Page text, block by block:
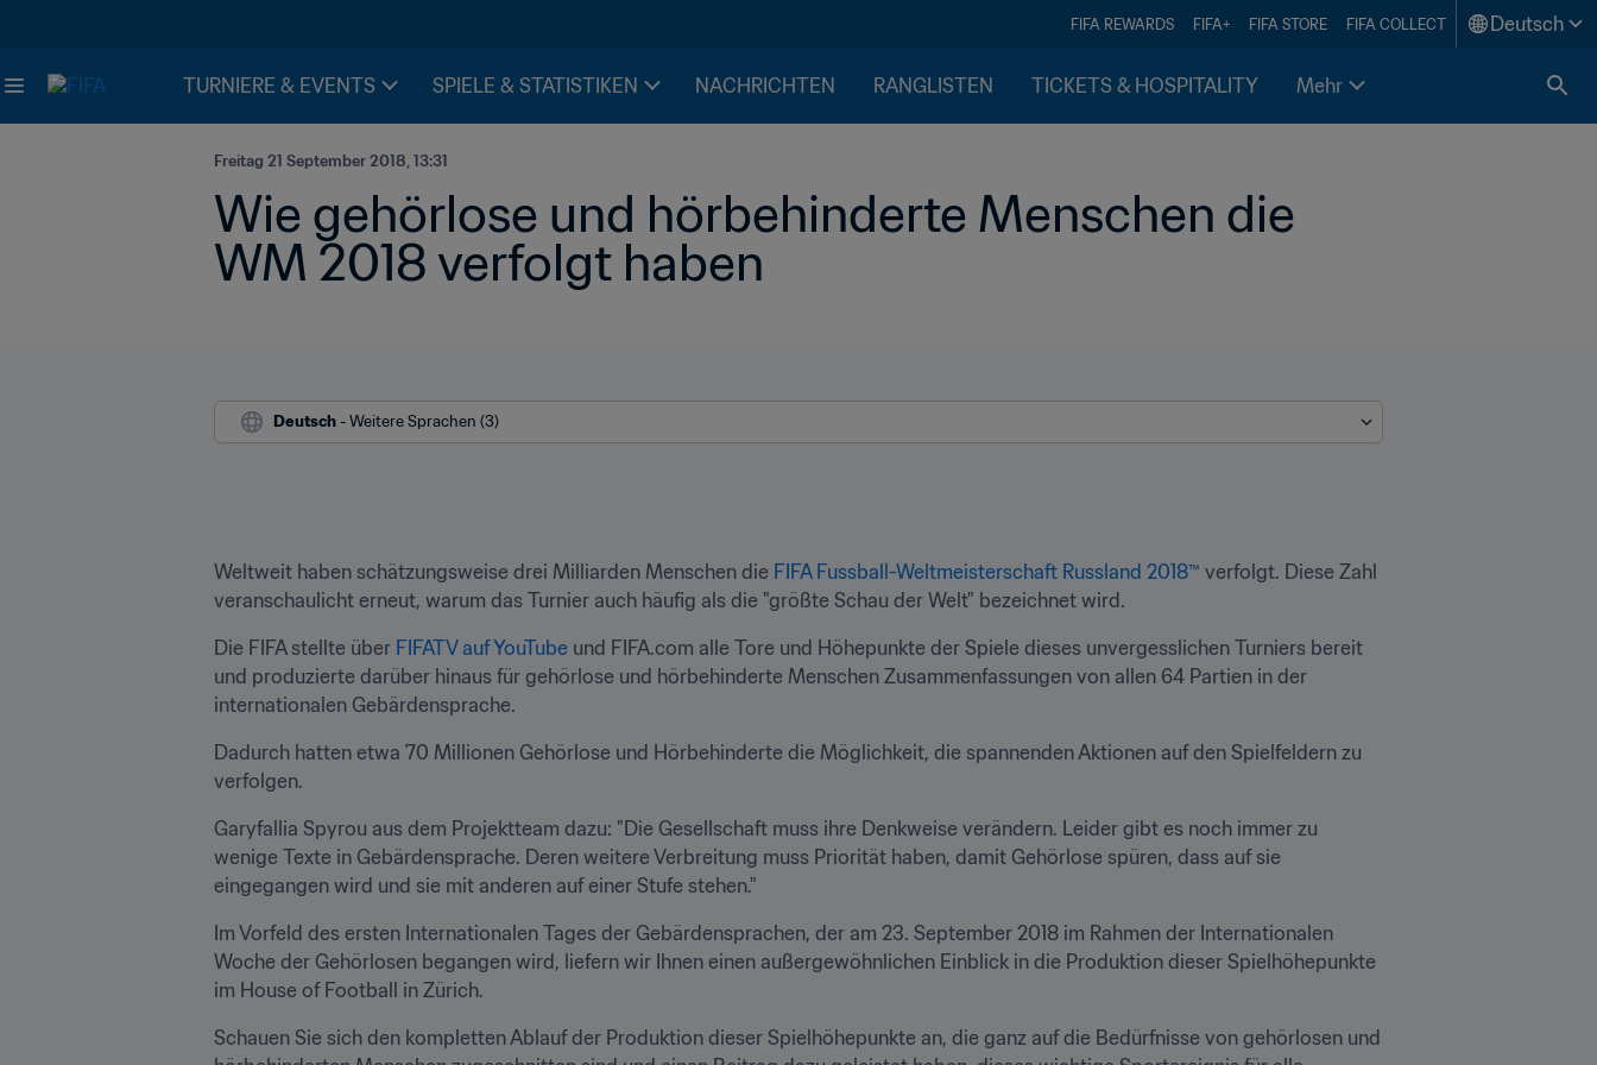
FIFA REWARDS FIFA+ FIFA STORE FIFA COLLECT Deutsch
TURNIERE & EVENTS SPIELE & STATISTIKEN NACHRICHTEN RANGLISTEN TICKETS & HOSPITALITY Mehr
Freitag 21 September 2018, 13:31
Wie gehörlose und hörbehinderte Menschen die
WM 2018 verfolgt haben
Deutsch - Weitere Sprachen (3)
Weltweit haben schätzungsweise drei Milliarden Menschen die FIFA Fussball-Weltmeisterschaft Russland 2018™ verfolgt. Diese Zahl
veranschaulicht erneut, warum das Turnier auch häufig als die "größte Schau der Welt" bezeichnet wird.
Die FIFA stellte über FIFATV auf YouTube und FIFA.com alle Tore und Höhepunkte der Spiele dieses unvergesslichen Turniers bereit
und produzierte darüber hinaus für gehörlose und hörbehinderte Menschen Zusammenfassungen von allen 64 Partien in der
internationalen Gebärdensprache.
Dadurch hatten etwa 70 Millionen Gehörlose und Hörbehinderte die Möglichkeit, die spannenden Aktionen auf den Spielfeldern zu
verfolgen.
Garyfallia Spyrou aus dem Projektteam dazu: "Die Gesellschaft muss ihre Denkweise verändern. Leider gibt es noch immer zu
wenige Texte in Gebärdensprache. Deren weitere Verbreitung muss Priorität haben, damit Gehörlose spüren, dass auf sie
eingegangen wird und sie mit anderen auf einer Stufe stehen."
Im Vorfeld des ersten Internationalen Tages der Gebärdensprachen, der am 23. September 2018 im Rahmen der Internationalen
Woche der Gehörlosen begangen wird, liefern wir Ihnen einen außergewöhnlichen Einblick in die Produktion dieser Spielhöhepunkte
im House of Football in Zürich.
Schauen Sie sich den kompletten Ablauf der Produktion dieser Spielhöhepunkte an, die ganz auf die Bedürfnisse von gehörlosen und